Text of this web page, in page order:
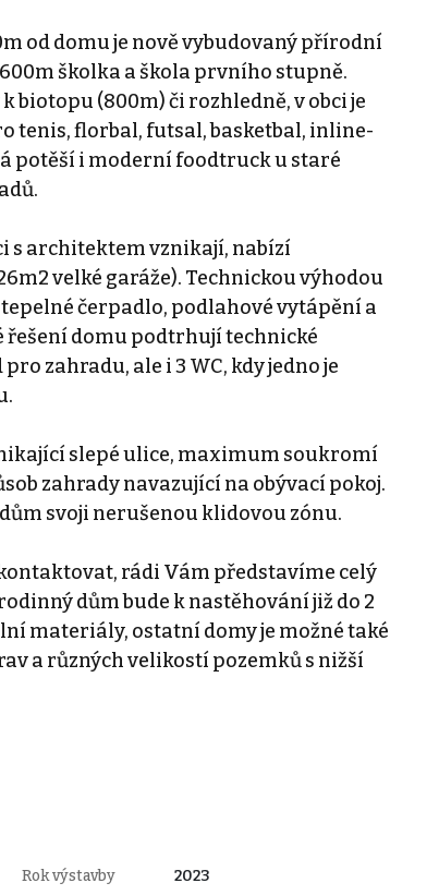
od domu je nově vybudovaný přírodní
školka a škola prvního stupně.
biotopu (800m) či rozhledně, v obci je
tenis, florbal, futsal, basketbal, inline-
potěší i moderní foodtruck u staré
s architektem vznikají, nabízí
velké garáže). Technickou výhodou
čerpadlo, podlahové vytápění a
domu podtrhují technické
zahradu, ale i 3 WC, kdy jedno je
slepé ulice, maximum soukromí
zahrady navazující na obývací pokoj.
svoji nerušenou klidovou zónu.
rádi Vám představíme celý
dům bude k nastěhování již do 2
materiály, ostatní domy je možné také
a různých velikostí pozemků s nižší
Rok výstavby 2023